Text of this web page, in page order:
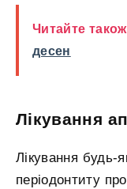
Читайте
десен
Лікування
Лікування будь-
періодонтиту